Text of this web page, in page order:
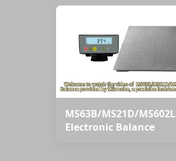
MS63B/MS21D/MS602L
Electronic Balance